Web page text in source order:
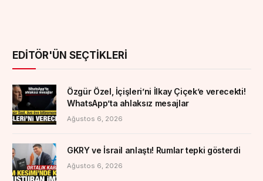
EDITÖR'ÜN SEÇTIKLERI
Özgür Özel, İçişleri’ni İlkay Çiçek’e verecekti!
WhatsApp’ta ahlaksız mesajlar
Ağustos 6, 2026
GKRY ve İsrail anlaştı! Rumlar tepki gösterdi
Ağustos 6, 2026